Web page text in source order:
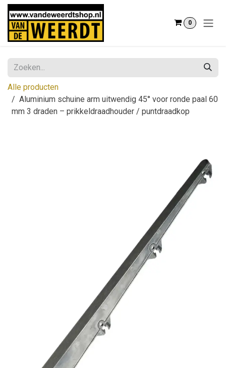
Overslaan naar inhoud
0
Alle producten
Aluminium schuine arm uitwendig 45° voor ronde paal 60
mm 3 draden – prikkeldraadhouder / puntdraadkop